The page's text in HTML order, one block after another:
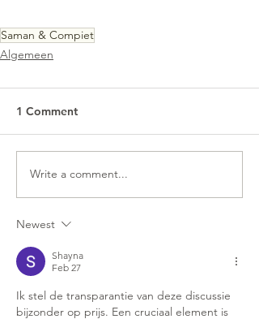
Saman & Compiet
Algemeen
1 Comment
Write a comment...
Newest
Shayna
Feb 27
Ik stel de transparantie van deze discussie
bijzonder op prijs. Een cruciaal element is